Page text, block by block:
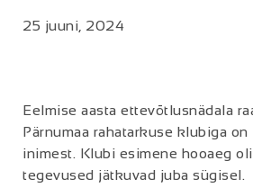
25 juuni, 2024
Eelmise aasta ettevõtlusnädala
Pärnumaa rahatarkuse klubiga
inimest. Klubi esimene hooaeg
tegevused jätkuvad juba sügisel.